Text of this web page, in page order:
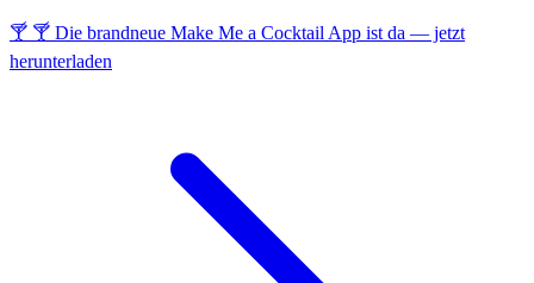
🍸 🍸 Die brandneue Make Me a Cocktail App ist da — jetzt
herunterladen